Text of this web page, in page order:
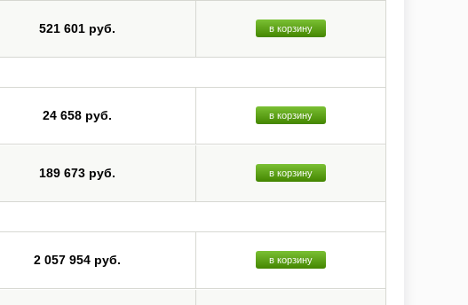
521 601 руб. в корзину
24 658 руб. в корзину
189 673 руб. в корзину
2 057 954 руб. в корзину